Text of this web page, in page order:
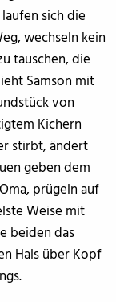
sich die
wechseln kein
tauschen, die
Samson mit
von
Kichern
stirbt, ändert
geben dem
prügeln auf
Weise mit
beiden das
Hals über Kopf